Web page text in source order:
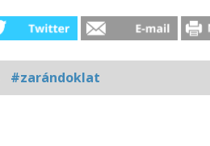
#zarándoklat